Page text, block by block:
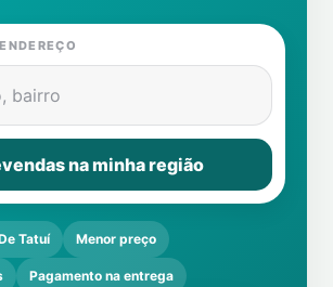
bairro
na minha região
Tatuí Menor preço
Pagamento na entrega